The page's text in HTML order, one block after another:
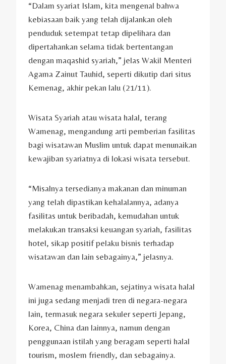
“Dalam syariat Islam, kita mengenal bahwa
kebiasaan baik yang telah dijalankan oleh
penduduk setempat tetap dipelihara dan
dipertahankan selama tidak bertentangan
dengan maqashid syariah,” jelas Wakil Menteri
Agama Zainut Tauhid, seperti dikutip dari situs
Kemenag, akhir pekan lalu (21/11).
Wisata Syariah atau wisata halal, terang
Wamenag, mengandung arti pemberian fasilitas
bagi wisatawan Muslim untuk dapat menunaikan
kewajiban syariatnya di lokasi wisata tersebut.
“Misalnya tersedianya makanan dan minuman
yang telah dipastikan kehalalannya, adanya
fasilitas untuk beribadah, kemudahan untuk
melakukan transaksi keuangan syariah, fasilitas
hotel, sikap positif pelaku bisnis terhadap
wisatawan dan lain sebagainya,” jelasnya.
Wamenag menambahkan, sejatinya wisata halal
ini juga sedang menjadi tren di negara-negara
lain, termasuk negara sekuler seperti Jepang,
Korea, China dan lainnya, namun dengan
penggunaan istilah yang beragam seperti halal
tourism, moslem friendly, dan sebagainya.